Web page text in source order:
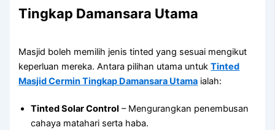
Tingkap Damansara Utama
Masjid boleh memilih jenis tinted yang sesuai mengikut
keperluan mereka. Antara pilihan utama untukTinted
Masjid Cermin Tingkap Damansara Utama ialah:
Tinted Solar Control – Mengurangkan penembusan
cahaya matahari serta haba.